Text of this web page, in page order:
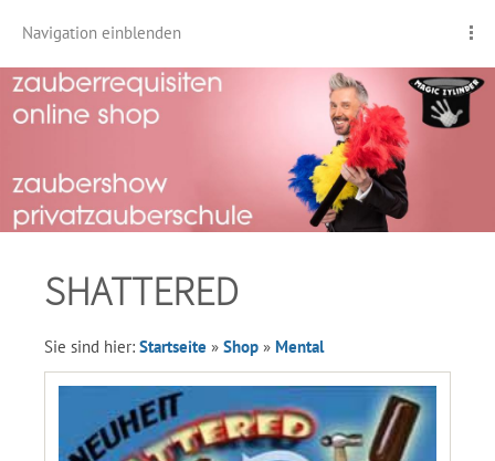
Navigation einblenden
SHATTERED
Sie sind hier: Startseite » Shop » Mental